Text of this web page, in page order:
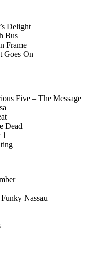
Delight
Bus
Frame
Goes On
Five – The Message
Dead
Nassau